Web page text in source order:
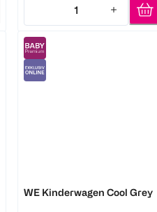
1
Quantity: 1
WE Kinderwagen Cool Grey